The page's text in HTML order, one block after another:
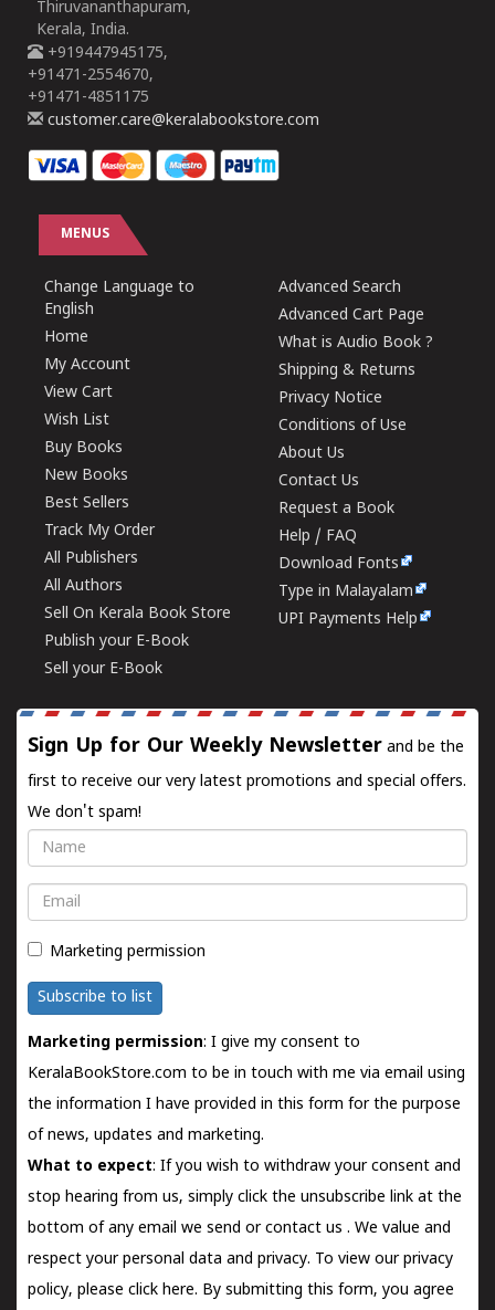
Thiruvananthapuram,
Kerala, India.
+919447945175,
+91471-2554670,
+91471-4851175
customer.care@keralabookstore.com
MENUS
Change Language to
English
Home
My Account
View Cart
Wish List
Buy Books
New Books
Best Sellers
Track My Order
All Publishers
All Authors
Sell On Kerala Book Store
Publish your E-Book
Sell your E-Book
Advanced Search
Advanced Cart Page
What is Audio Book ?
Shipping & Returns
Privacy Notice
Conditions of Use
About Us
Contact Us
Request a Book
Help / FAQ
Download Fonts
Type in Malayalam
UPI Payments Help
Sign Up for Our Weekly Newsletter and be the
first to receive our very latest promotions and special offers.
We don't spam!
Name
Email
Marketing permission
Subscribe to list
Marketing permission: I give my consent to
KeralaBookStore.com to be in touch with me via email using
the information I have provided in this form for the purpose
of news, updates and marketing.
What to expect: If you wish to withdraw your consent and
stop hearing from us, simply click the unsubscribe link at the
bottom of any email we send orcontact us . We value and
respect your personal data and privacy. To view our privacy
policy, please click here. By submitting this form, you agree